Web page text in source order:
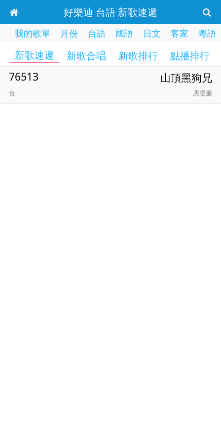
好樂迪 台語 新歌速遞
我的歌單 月份 台語 國語 日文 客家 粵語
新歌速遞 新歌合唱 新歌排行 點播排行
76513 山頂黑狗兄
台 庾澄慶